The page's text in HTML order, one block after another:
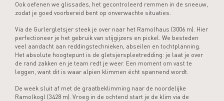
Ook oefenen we glissades, het gecontroleerd remmen in de sneeuw,
zodat je goed voorbereid bent op onverwachte situaties.
Via de Gurlergletsjer steek je over naar het Ramolhaus (3006 m). Hier
perfectioneer je het gebruik van stijgijzers en pickel. We besteden
veel aandacht aan reddingstechnieken, abseilen en tochtplanning.
Het absolute hoogtepunt is de gletsjerspleetredding: je laat je over
de rand zakken en je team redt je weer. Een moment om vast te
leggen, want dit is waar alpien klimmen écht spannend wordt.
De week sluit af met de graatbeklimming naar de noordelijke
Ramolkogl (3428 m). Vroeg in de ochtend start je de klim via de